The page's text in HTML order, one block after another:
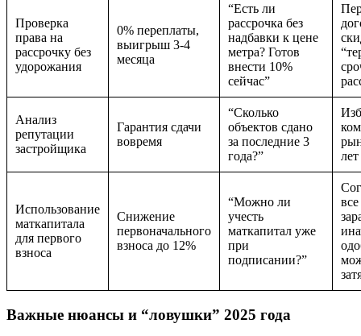
Проверка
права на
рассрочку без
удорожания
0% переплаты,
выигрыш 3-4
месяца
“Есть ли
рассрочка без
надбавки к цене
метра? Готов
внести 10%
сейчас”
Анализ
репутации
застройщика
Гарантия сдачи
вовремя
“Сколько
объектов сдано
за последние 3
года?”
лет
Использование
маткапитала
для первого
взноса
Снижение
первоначального
взноса до 12%
“Можно ли
учесть
маткапитал уже
при
подписании?”
Важные нюансы и “ловушки” 2025 года